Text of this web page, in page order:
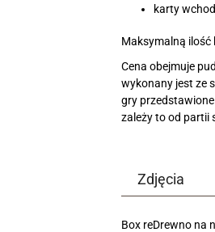
karty
Maksymalną ilość
Cena obejmuje
wykonany jest ze
gry
zależy to od partii
Zdjęcia
Box reDrewno na